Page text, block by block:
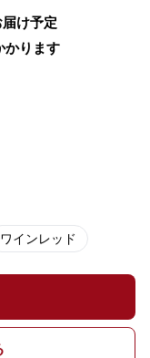
け予定
かります
ワインレッド